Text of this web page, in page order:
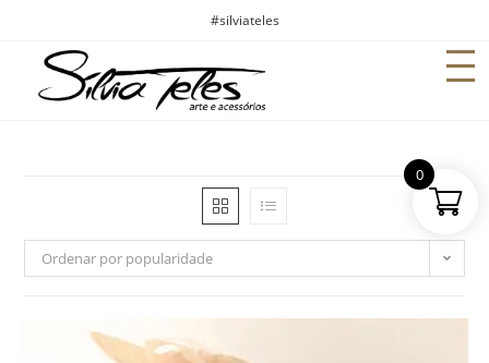
#silviateles
Ordenar por popularidade
0